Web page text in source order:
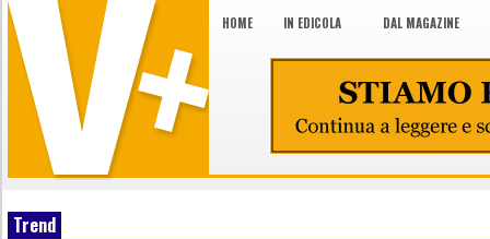
HOME IN EDICOLA DAL MAGAZINE
Trend